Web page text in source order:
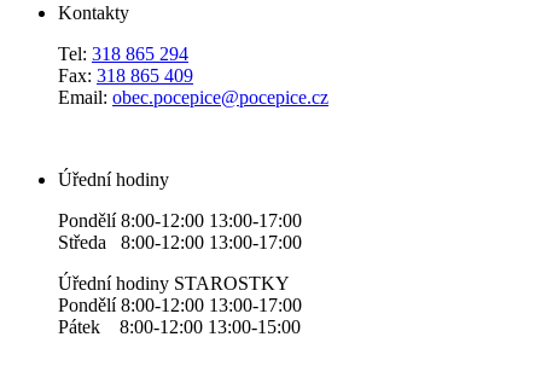
Kontakty
Tel: 318 865 294
Fax: 318 865 409
Email: obec.pocepice@pocepice.cz
Úřední hodiny
Pondělí 8:00-12:00 13:00-17:00
Středa 8:00-12:00 13:00-17:00
Úřední hodiny STAROSTKY
Pondělí 8:00-12:00 13:00-17:00
Pátek 8:00-12:00 13:00-15:00